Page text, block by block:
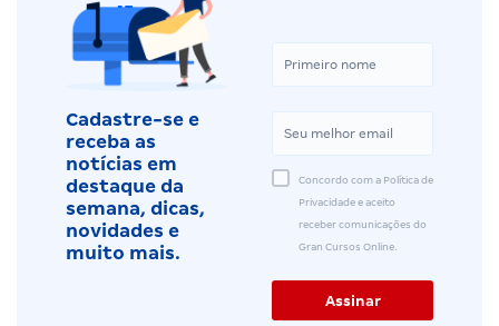
Cadastre-se e
receba as
notícias em
destaque da
semana, dicas,
novidades e
muito mais.
Concordo com a Política de
Privacidade e aceito
receber comunicações do
Gran Cursos Online.